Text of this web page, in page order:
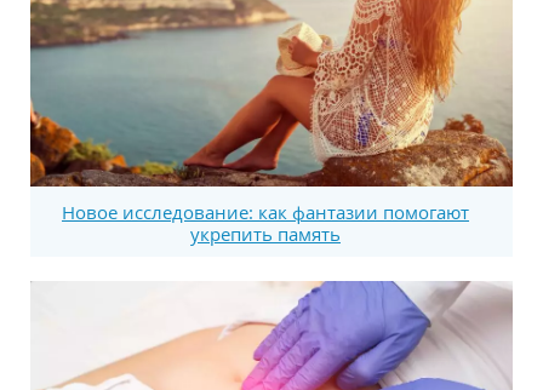
Новое исследование: как фантазии помогают
укрепить память